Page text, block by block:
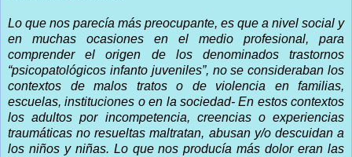
Lo que nos parecía más preocupante, es que a nivel social y
en muchas ocasiones en el medio profesional, para
comprender el origen de los denominados trastornos
“psicopatológicos infanto juveniles”, no se consideraban los
contextos de malos tratos o de violencia en familias,
escuelas, instituciones o en la sociedad- En estos contextos
los adultos por incompetencia, creencias o experiencias
traumáticas no resueltas maltratan, abusan y/o descuidan a
los niños y niñas. Lo que nos producía más dolor eran las